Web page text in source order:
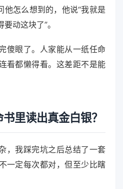
怎么想到的，他说“我就是
动这块了”。
傻眼了。人家能从一纸任命
看都懒得看。这差距不是能
里读出真金白银？
，我踩完坑之后总结了一套
一定每次都对，但至少比瞎